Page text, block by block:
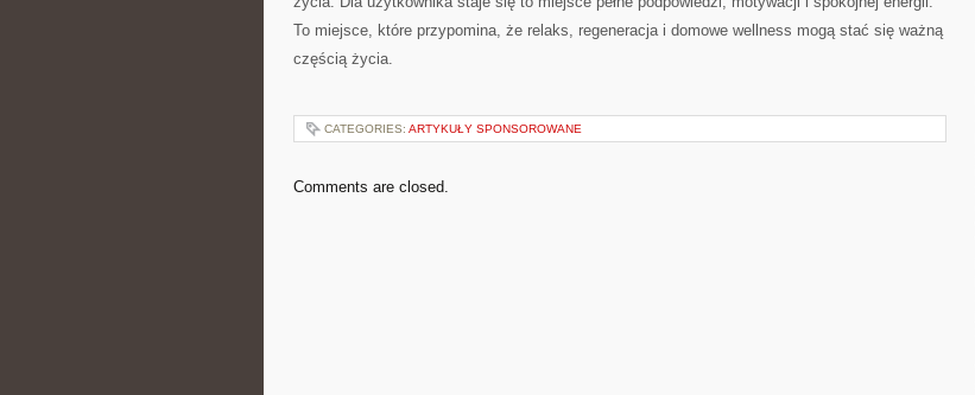
To miejsce, które przypomina, że relaks, regeneracja i domowe wellness mogą stać się ważną
częścią życia.
CATEGORIES: ARTYKUŁY SPONSOROWANE
Comments are closed.